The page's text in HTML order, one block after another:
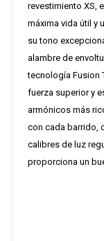
revestimiento XS,
máxima vida útil y
su tono
alambre de
tecnología Fusion
fuerza superior y
armónicos más
con cada barrido,
calibres de luz
proporciona un